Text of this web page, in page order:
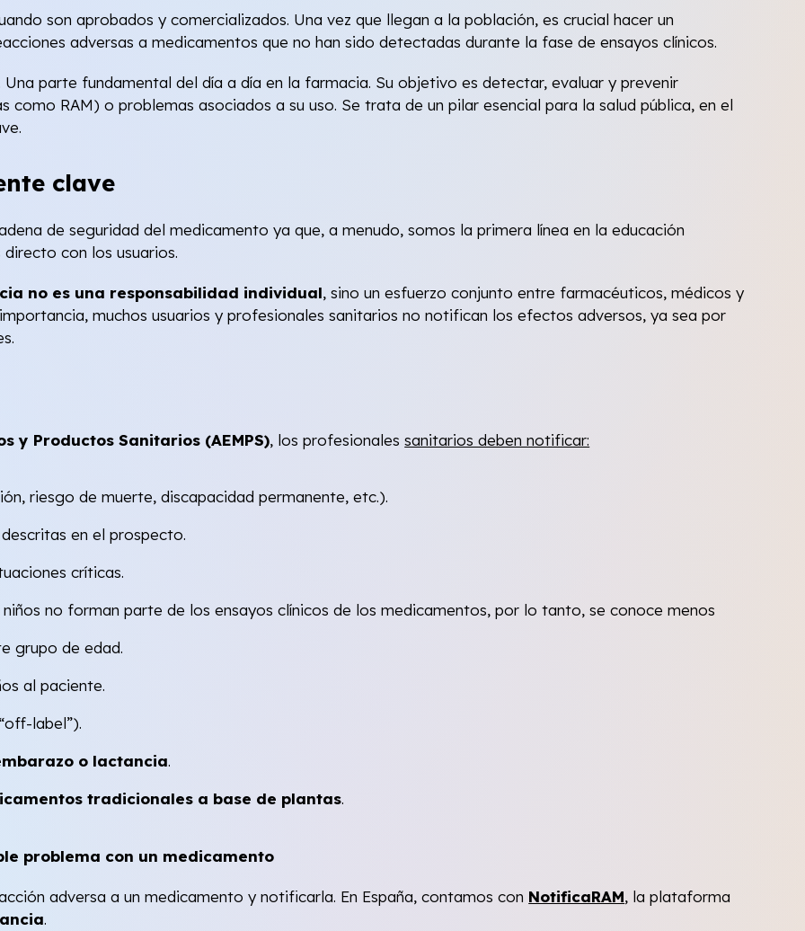
son aprobados y comercializados. Una vez que llegan a la población, es crucial hacer un
adversas a medicamentos que no han sido detectadas durante la fase de ensayos clínicos.
Una parte fundamental del día a día en la farmacia. Su objetivo es detectar, evaluar y prevenir
como RAM) o problemas asociados a su uso. Se trata de un pilar esencial para la salud pública, en el
clave
de seguridad del medicamento ya que, a menudo, somos la primera línea en la educación
con los usuarios.
no es una responsabilidad individual, sino un esfuerzo conjunto entre farmacéuticos, médicos y
muchos usuarios y profesionales sanitarios no notifican los efectos adversos, ya sea por
y Productos Sanitarios (AEMPS), los profesionalessanitarios deben notificar:
riesgo de muerte, discapacidad permanente, etc.).
en el prospecto.
críticas.
no forman parte de los ensayos clínicos de los medicamentos, por lo tanto, se conoce menos
grupo de edad.
al paciente.
label”).
o lactancia.
tradicionales a base de plantas.
problema con un medicamento
adversa a un medicamento y notificarla. En España, contamos con NotificaRAM, la plataforma
.